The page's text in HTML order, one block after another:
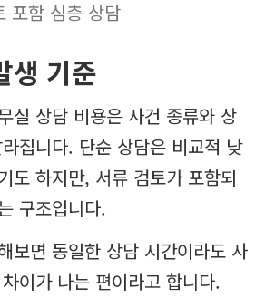
포함 심층 상담
생 기준
실 상담 비용은 사건 종류와 상
집니다. 단순 상담은 비교적 낮
도 하지만, 서류 검토가 포함되
구조입니다.
보면 동일한 상담 시간이라도 사
이가 나는 편이라고 합니다.